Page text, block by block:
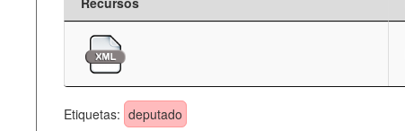
Etiquetas: deputado